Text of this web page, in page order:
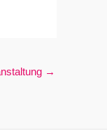
→